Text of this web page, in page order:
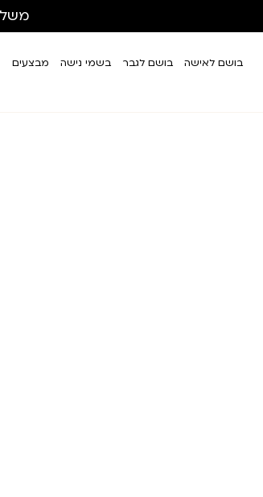
בושם לאישה בושם לגבר בשמי נישה מבצעים